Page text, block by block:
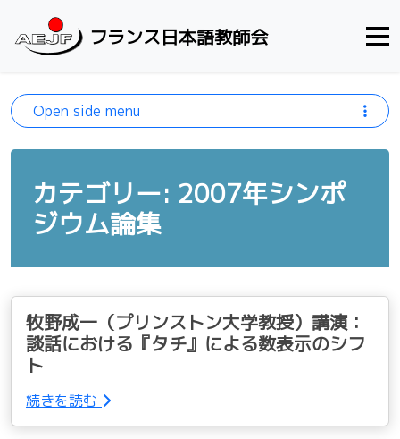
フランス日本語教師会
カテゴリー: 2007年シンポ
ジウム論集
牧野成一（プリンストン大学教授）講演：
談話における『タチ』による数表示のシフ
ト
続きを読む
Open side menu